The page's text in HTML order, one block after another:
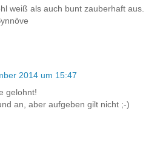
weiß als auch bunt zauberhaft aus.
2014 um 15:47
gelohnt!
an, aber aufgeben gilt nicht ;-)